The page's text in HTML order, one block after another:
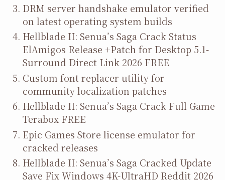
DRM server handshake emulator verified
on latest operating system builds
Hellblade II: Senua’s Saga Crack Status
ElAmigos Release +Patch for Desktop 5.1-
Surround Direct Link 2026 FREE
Custom font replacer utility for
community localization patches
Hellblade II: Senua’s Saga Crack Full Game
Terabox FREE
Epic Games Store license emulator for
cracked releases
Hellblade II: Senua’s Saga Cracked Update
Save Fix Windows 4K-UltraHD Reddit 2026